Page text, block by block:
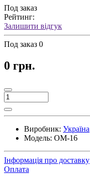
Под заказ
Рейтинг:
Залишити відгук
Под заказ 0
0 грн.
Виробник: Україна
Модель: OM-16
Інформація про доставку
Оплата